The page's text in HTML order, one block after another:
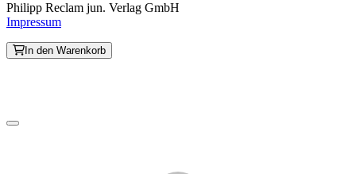
Philipp Reclam jun. Verlag GmbH
Impressum
In den Warenkorb